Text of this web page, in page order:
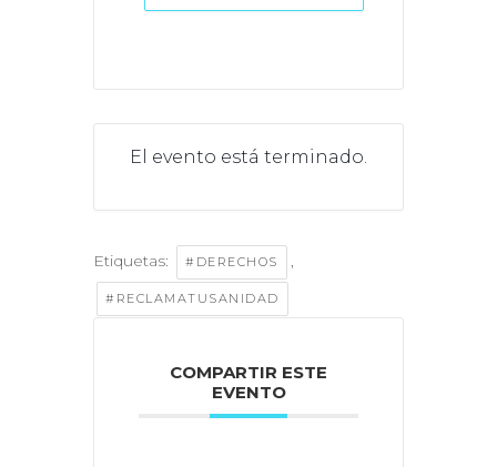
El evento está terminado.
Etiquetas: #DERECHOS
#RECLAMATUSANIDAD
COMPARTIR ESTE
EVENTO